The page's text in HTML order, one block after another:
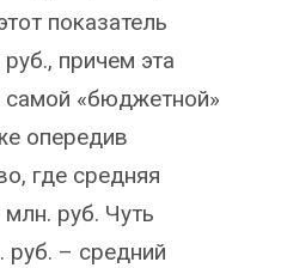
показатель
причем эта
самой «бюджетной»
опередив
где средняя
руб. Чуть
– средний